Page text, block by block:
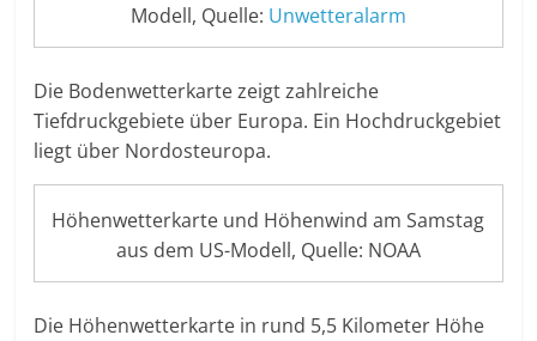
Modell, Quelle: Unwetteralarm
Die Bodenwetterkarte zeigt zahlreiche
Tiefdruckgebiete über Europa. Ein Hochdruckgebiet
liegt über Nordosteuropa.
Höhenwetterkarte und Höhenwind am Samstag
aus dem US-Modell, Quelle: NOAA
Die Höhenwetterkarte in rund 5,5 Kilometer Höhe